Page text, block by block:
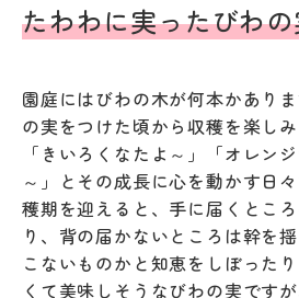
たわわに実ったびわ
園庭にはびわの木が何本かあり
の実をつけた頃から収穫を楽しみ
「きいろくなたよ～」「オレン
～」とその成長に心を動かす日
穫期を迎えると、手に届くとこ
り、背の届かないところは幹を
こないものかと知恵をしぼった
くて美味しそうなびわの実です